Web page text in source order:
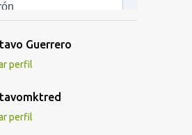
Guerrero
perfil
perfil